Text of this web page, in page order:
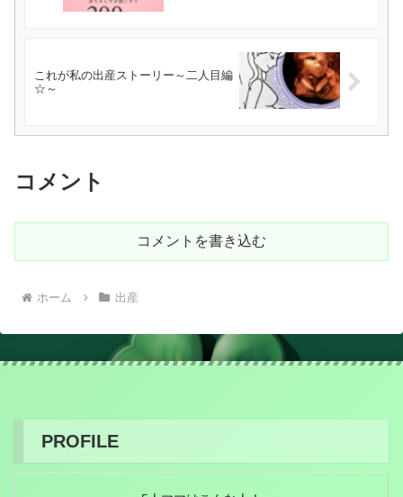
これが私の出産ストーリー～二人目編
☆～
コメント
コメントを書き込む
ホーム 出産
PROFILE